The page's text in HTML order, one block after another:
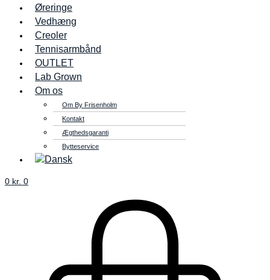
Øreringe
Vedhæng
Creoler
Tennisarmbånd
OUTLET
Lab Grown
Om os
Om By Frisenholm
Kontakt
Ægthedsgaranti
Bytteservice
0 kr. 0